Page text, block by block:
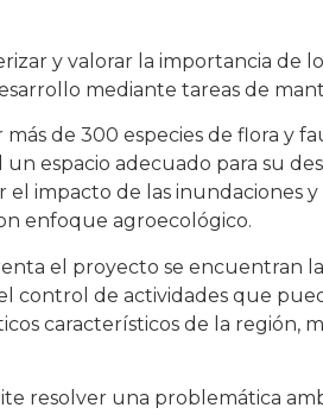
y valorar la importancia de
mediante tareas de
de 300 especies de flora y
espacio adecuado para su
impacto de las inundaciones
enfoque agroecológico.
el proyecto se encuentran
control de actividades que
característicos de la región,
resolver una problemática